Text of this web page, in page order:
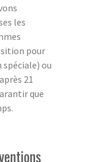
les
pour
ou
21
que